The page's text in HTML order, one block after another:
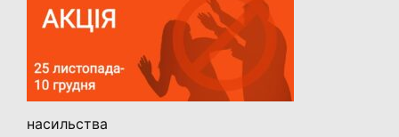
насильства